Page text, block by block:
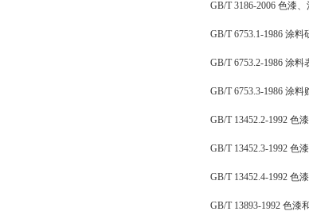
GB/T 3186-2006 色漆
GB/T 6753.1-1986 涂
GB/T 6753.2-1986 涂
GB/T 6753.3-1986 涂
GB/T 13452.2-1992 色
GB/T 13452.3-1992 色
GB/T 13452.4-1992 色
GB/T 13893-1992 色